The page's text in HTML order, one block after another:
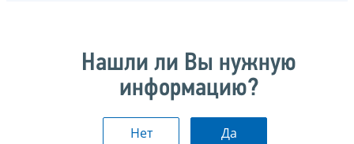
Нашли ли Вы нужную
информацию?
Нет Да